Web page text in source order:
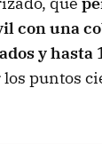
con una
y hasta
puntos